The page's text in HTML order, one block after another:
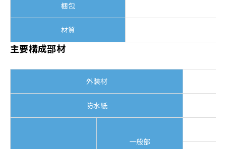
梱包
材質
主要構成部材
外装材
防水紙
一般部